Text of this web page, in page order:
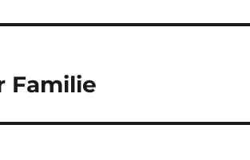
Familie